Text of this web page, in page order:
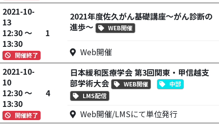
2021-10-
13
12:30 ～
13:30
開催終了
1
2021年度佐久がん基礎講座～がん診断の
進歩～
WEB開催
Web開催
2021-10-
10
12:30 ～
13:30
開催終了
4
日本緩和医療学会 第3回関東・甲信越支
部学術大会
WEB開催
中部
LMS配信
Web開催/LMSにて単位発行